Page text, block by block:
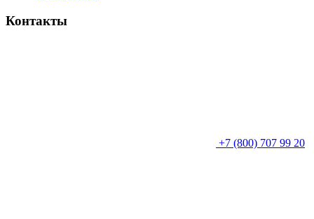
Контакты
+7 (800) 707 99 20